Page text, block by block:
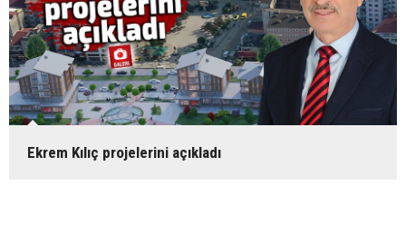
Ekrem Kılıç projelerini açıkladı